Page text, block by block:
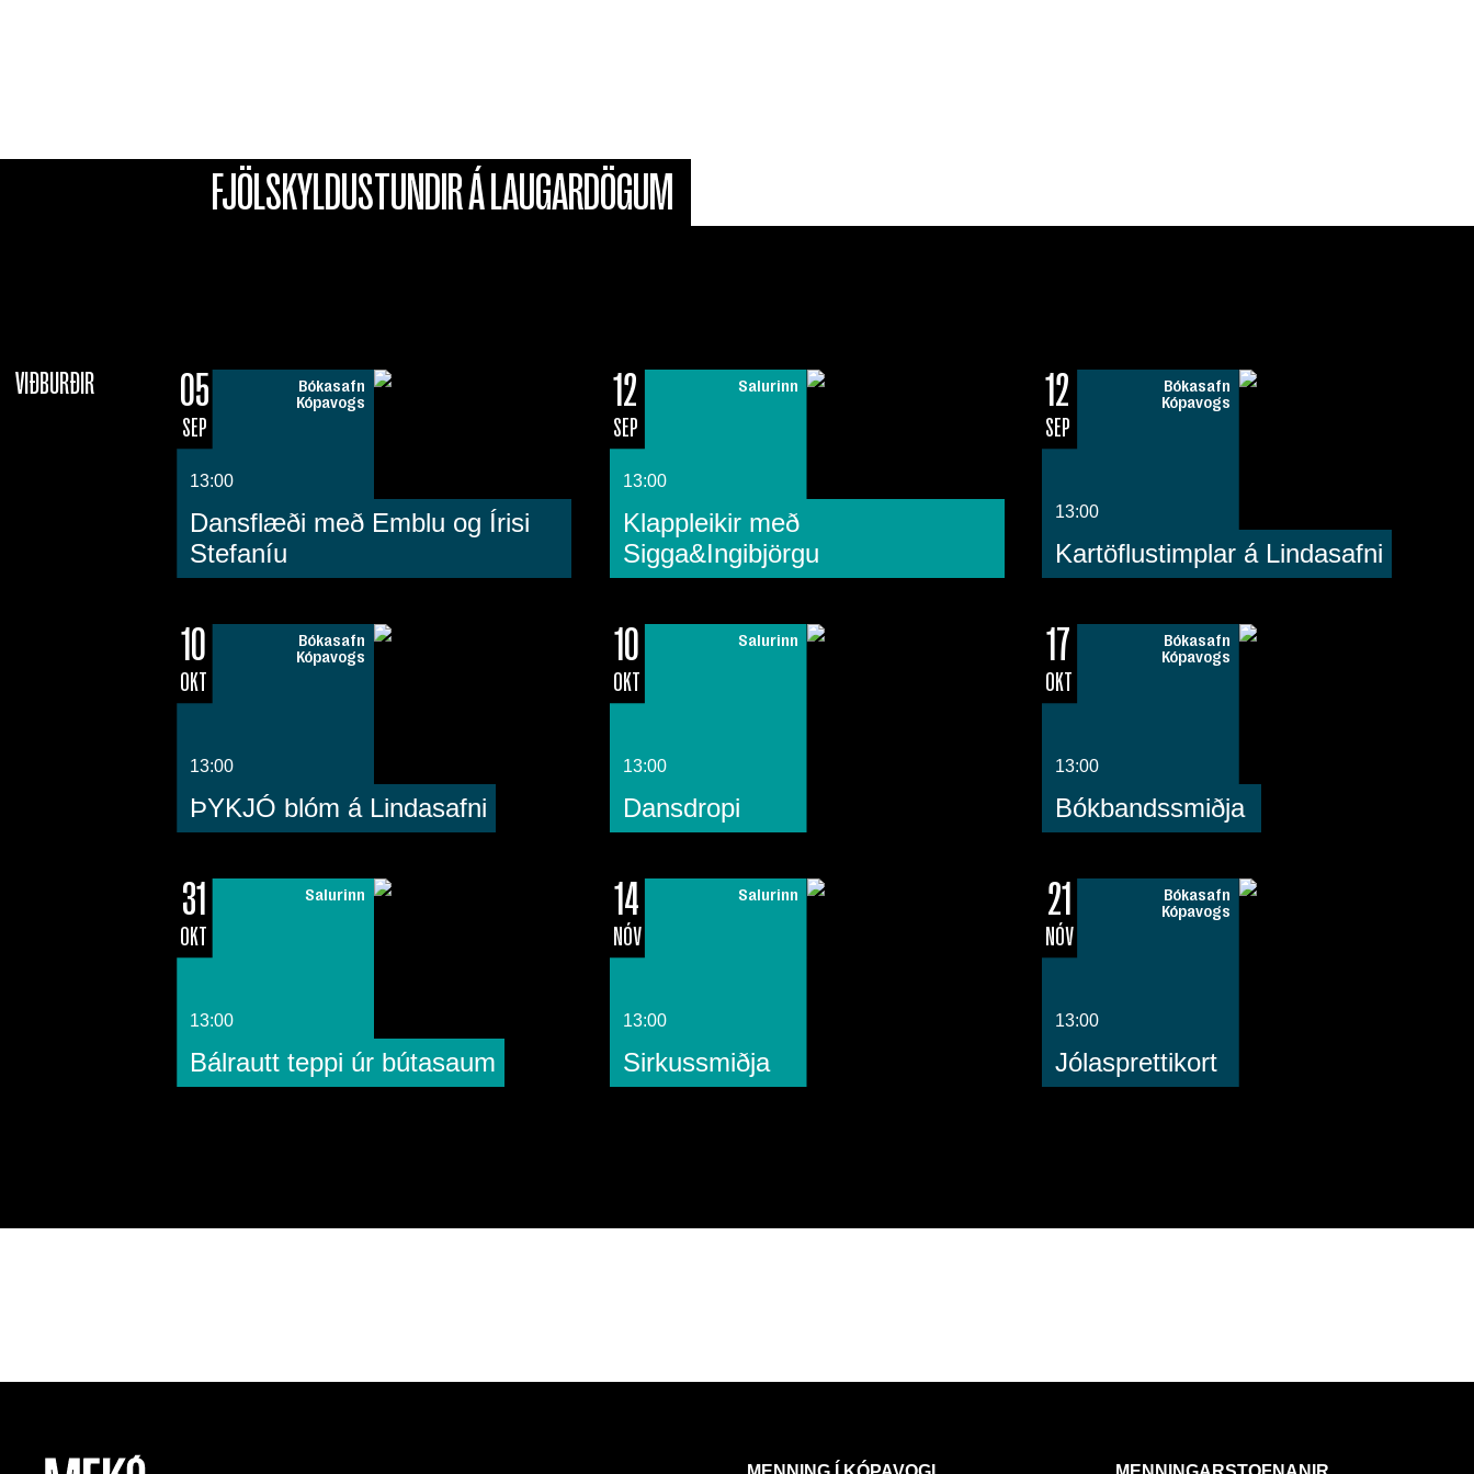
FJÖLSKYLDUSTUNDIR Á LAUGARDÖGUM
VIÐBURÐIR 05
SEP
Bókasafn
Kópavogs
13:00
Dansflæði með Emblu og Írisi
Stefaníu
12
SEP
Salurinn
13:00
Klappleikir með
Sigga&Ingibjörgu
12
SEP
Bókasafn
Kópavogs
13:00
Kartöflustimplar á Lindasafni
10
OKT
Bókasafn
Kópavogs
13:00
ÞYKJÓ blóm á Lindasafni
10
OKT
Salurinn
13:00
Dansdropi
17
OKT
Bókasafn
Kópavogs
13:00
Bókbandssmiðja
31
OKT
Salurinn
13:00
Bálrautt teppi úr bútasaum
14
NÓV
Salurinn
13:00
Sirkussmiðja
21
NÓV
Bókasafn
Kópavogs
13:00
Jólasprettikort